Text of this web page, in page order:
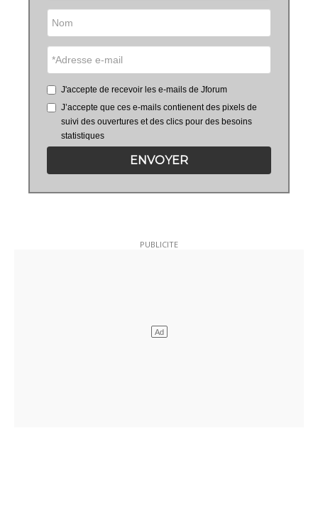
J'accepte de recevoir les e-mails de Jforum
J’accepte que ces e-mails contienent des pixels de
suivi des ouvertures et des clics pour des besoins
statistiques
ENVOYER